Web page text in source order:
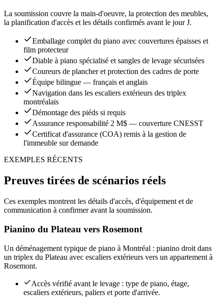
La soumission couvre la main-d'oeuvre, la protection des meubles,
la planification d'accès et les détails confirmés avant le jour J.
Emballage complet du piano avec couvertures épaisses et
film protecteur
Diable à piano spécialisé et sangles de levage sécurisées
Coureurs de plancher et protection des cadres de porte
Équipe bilingue — français et anglais
Navigation dans les escaliers extérieurs des triplex
montréalais
Démontage des piéds si requis
Assurance responsabilité 2 M$ — couverture CNESST
Certificat d'assurance (COA) remis à la gestion de
l'immeuble sur demande
EXEMPLES RÉCENTS
Preuves tirées de scénarios réels
Ces exemples montrent les détails d'accès, d'équipement et de
communication à confirmer avant la soumission.
Pianino du Plateau vers Rosemont
Un déménagement typique de piano à Montréal : pianino droit dans
un triplex du Plateau avec escaliers extérieurs vers un appartement à
Rosemont.
Accès vérifié avant le levage : type de piano, étage,
escaliers extérieurs, paliers et porte d'arrivée.